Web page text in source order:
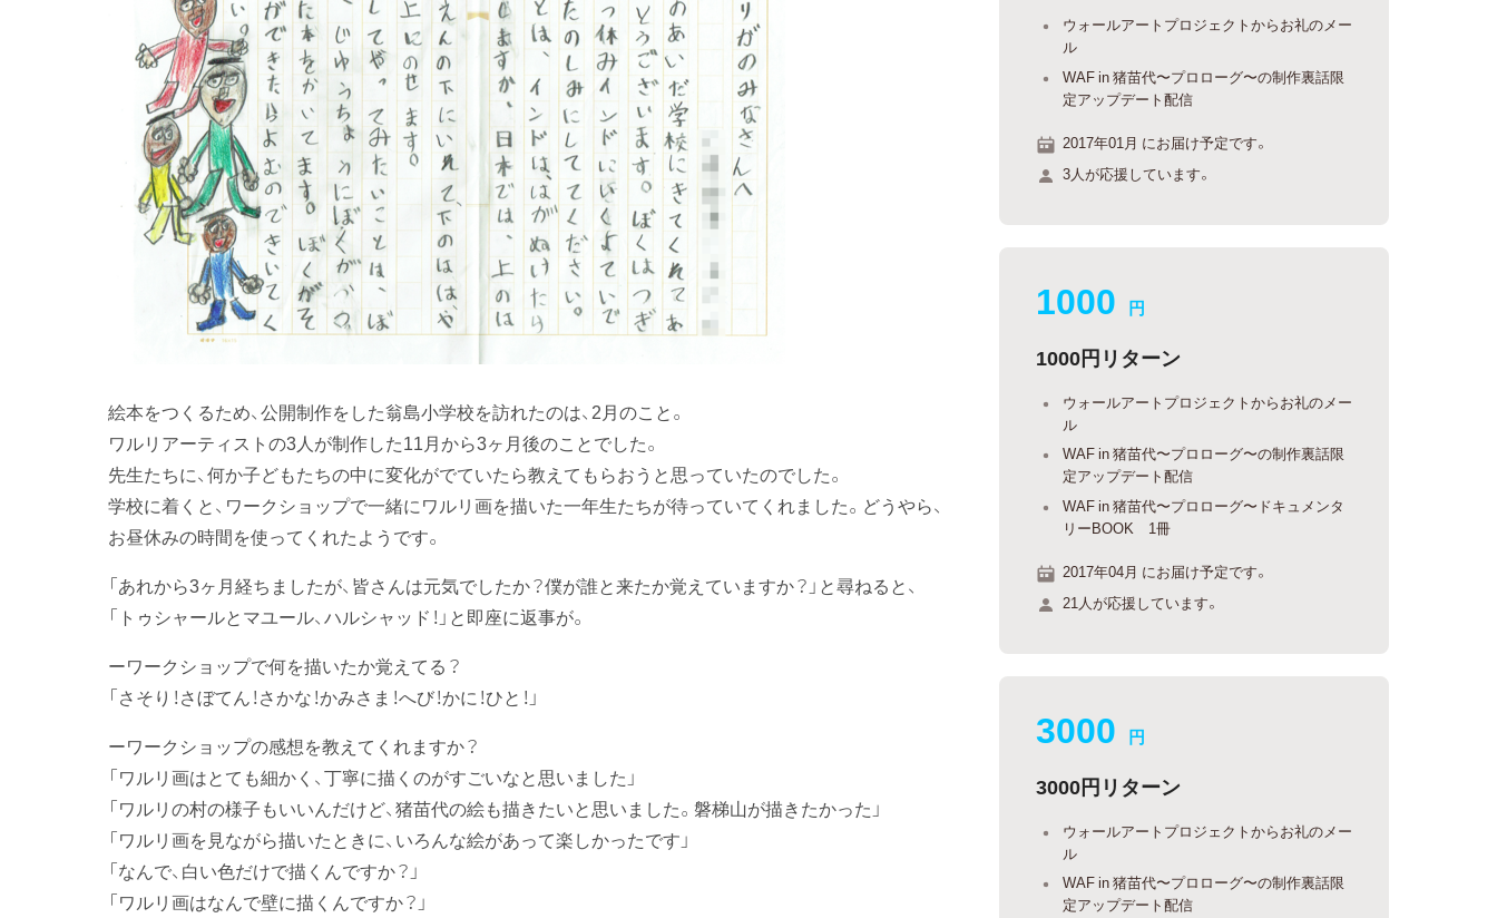
絵本をつくるため、公開制作をした翁島小学校を訪れたのは、2月のこと。
ワルリアーティストの3人が制作した11月から3ヶ月後のことでした。
先生たちに、何か子どもたちの中に変化がでていたら教えてもらおうと思っていたのでした。
学校に着くと、ワークショップで一緒にワルリ画を描いた一年生たちが待っていてくれました。どうやら、
お昼休みの時間を使ってくれたようです。
「あれから3ヶ月経ちましたが、皆さんは元気でしたか？僕が誰と来たか覚えていますか？」と尋ねると、
「トゥシャールとマユール、ハルシャッド！」と即座に返事が。
ーワークショップで何を描いたか覚えてる？
「さそり！さぼてん！さかな！かみさま！へび！かに！ひと！」
ーワークショップの感想を教えてくれますか？
「ワルリ画はとても細かく、丁寧に描くのがすごいなと思いました」
「ワルリの村の様子もいいんだけど、猪苗代の絵も描きたいと思いました。磐梯山が描きたかった」
「ワルリ画を見ながら描いたときに、いろんな絵があって楽しかったです」
「なんで、白い色だけで描くんですか？」
「ワルリ画はなんで壁に描くんですか？」
ウォールアートプロジェクトからお礼のメー
ル
WAF in 猪苗代〜プロローグ〜の制作裏話限
定アップデート配信
2017年01月 にお届け予定です。
3人が応援しています。
1000 円
1000円リターン
ウォールアートプロジェクトからお礼のメー
ル
WAF in 猪苗代〜プロローグ〜の制作裏話限
定アップデート配信
WAF in 猪苗代〜プロローグ〜ドキュメンタ
リーBOOK 1冊
2017年04月 にお届け予定です。
21人が応援しています。
3000 円
3000円リターン
ウォールアートプロジェクトからお礼のメー
ル
WAF in 猪苗代〜プロローグ〜の制作裏話限
定アップデート配信